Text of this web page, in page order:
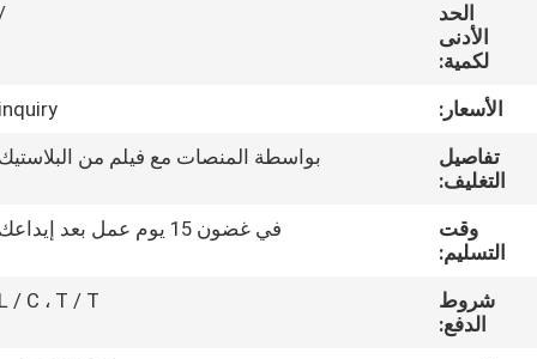
اتصل
اطلب
خريطة
الموقع
الحد
الأدنى
لكمية:
الأسعار:
inquiry
تفاصيل
التغليف:
بواسطة المنصات مع فيلم من البلاستيك
وقت
التسليم:
في غضون 15 يوم عمل بعد إيداعك
شروط
الدفع:
L / C ، T / T